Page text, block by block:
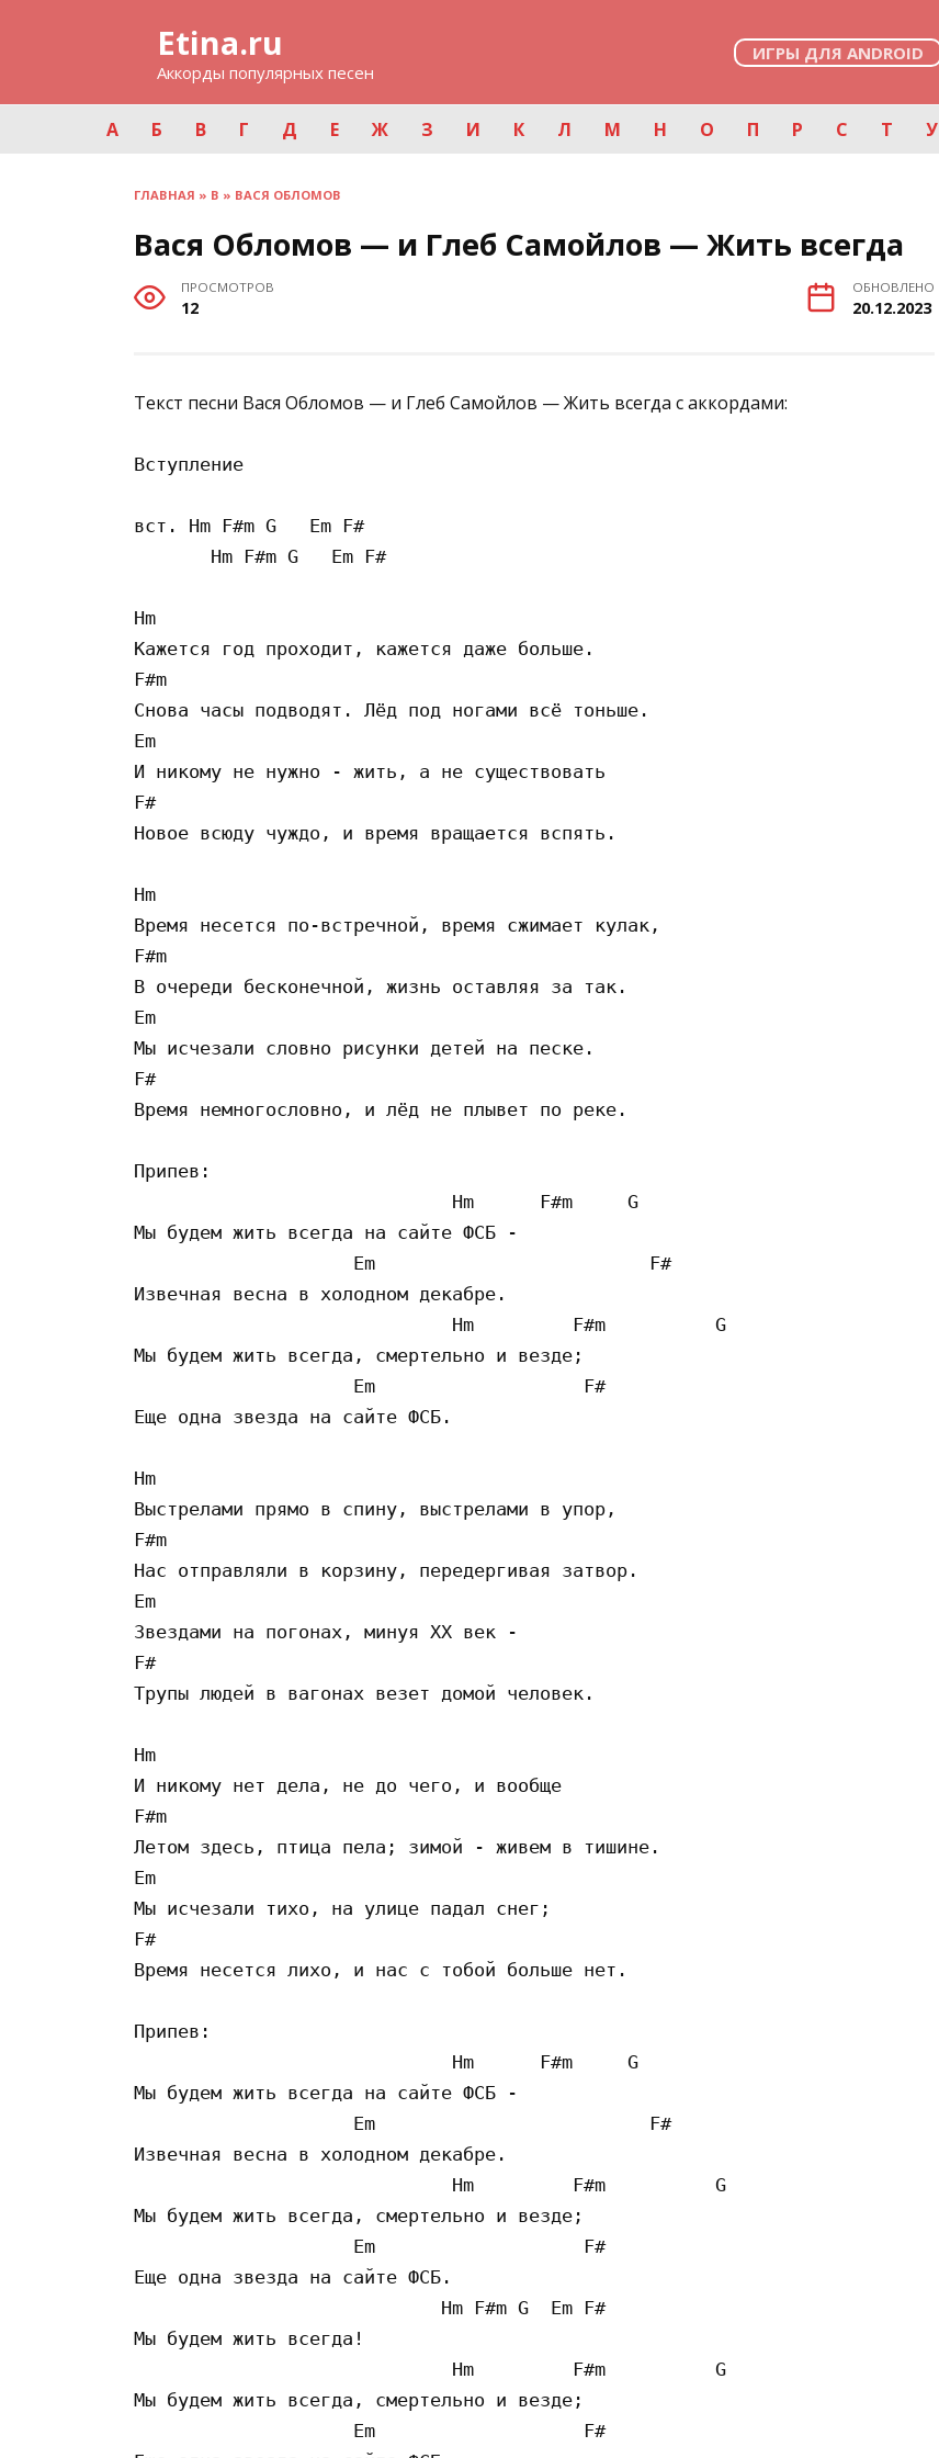
Etina.ru
Аккорды популярных песен
ИГРЫ ДЛЯ ANDROID
А Б В Г Д Е Ж З И К Л М Н О П Р С Т У
ГЛАВНАЯ » В » ВАСЯ ОБЛОМОВ
Вася Обломов — и Глеб Самойлов — Жить всегда
ПРОСМОТРОВ
12
ОБНОВЛЕНО
20.12.2023
Текст песни Вася Обломов — и Глеб Самойлов — Жить всегда с аккордами:
Вступление
вст. Hm F#m G   Em F#
       Hm F#m G   Em F#
Hm
Кажется год проходит, кажется даже больше.
F#m
Снова часы подводят. Лёд под ногами всё тоньше.
Em
И никому не нужно - жить, а не существовать
F#
Новое всюду чуждо, и время вращается вспять.
Hm
Время несется по-встречной, время сжимает кулак,
F#m
В очереди бесконечной, жизнь оставляя за так.
Em
Мы исчезали словно рисунки детей на песке.
F#
Время немногословно, и лёд не плывет по реке.
Припев:
                             Hm      F#m     G
Мы будем жить всегда на сайте ФСБ -
                    Em                         F#
Извечная весна в холодном декабре.
                             Hm         F#m          G
Мы будем жить всегда, смертельно и везде;
                    Em                   F#
Еще одна звезда на сайте ФСБ.
Hm
Выстрелами прямо в спину, выстрелами в упор,
F#m
Нас отправляли в корзину, передергивая затвор.
Em
Звездами на погонах, минуя XX век -
F#
Трупы людей в вагонах везет домой человек.
Hm
И никому нет дела, не до чего, и вообще
F#m
Летом здесь, птица пела; зимой - живем в тишине.
Em
Мы исчезали тихо, на улице падал снег;
F#
Время несется лихо, и нас с тобой больше нет.
Припев:
                             Hm      F#m     G
Мы будем жить всегда на сайте ФСБ -
                    Em                         F#
Извечная весна в холодном декабре.
                             Hm         F#m          G
Мы будем жить всегда, смертельно и везде;
                    Em                   F#
Еще одна звезда на сайте ФСБ.
                            Hm F#m G  Em F#
Мы будем жить всегда!
                             Hm         F#m          G
Мы будем жить всегда, смертельно и везде;
                    Em                   F#